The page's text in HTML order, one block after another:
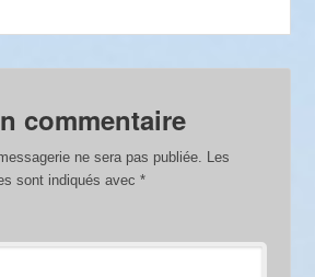
commentaire
ne sera pas publiée. Les
sont indiqués avec*